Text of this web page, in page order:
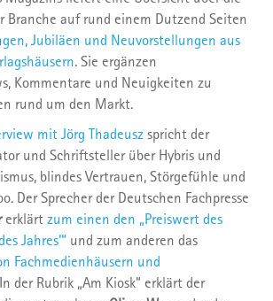
Branche auf rund einem Dutzend Seiten
Jubiläen und Neuvorstellungen aus
. Sie ergänzen
Kommentare und Neuigkeiten zu
rund um den Markt.
mit Jörg Thadeusz spricht der
und Schriftsteller über Hybris und
blindes Vertrauen, Störgefühle und
Der Sprecher der Deutschen Fachpresse
erklärt zum einen den „Preiswert des
Jahres‘“ und zum anderen das
Fachmedienhäusern und
der Rubrik „Am Kiosk“ erklärt der